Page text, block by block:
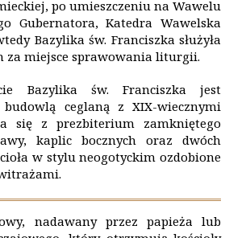
po umieszczeniu na Wawelu
Gubernatora, Katedra Wawelska
Bazylika św. Franciszka służyła
za miejsce sprawowania liturgii.
Bazylika św. Franciszka jest
ceglaną z XIX-wiecznymi
się z prezbiterium zamkniętego
kaplic bocznych oraz dwóch
w stylu neogotyckim ozdobione
nadawany przez papieża lub